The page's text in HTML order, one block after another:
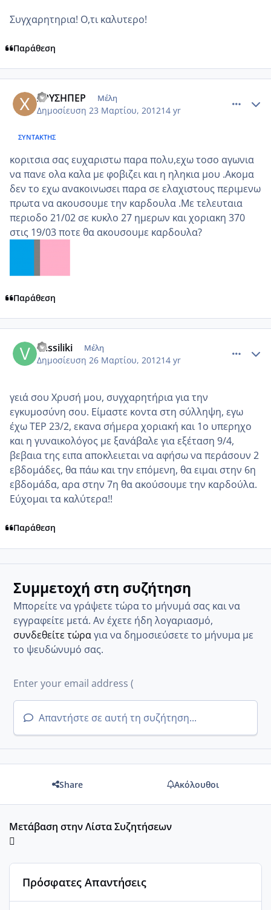
Συγχαρητηρια! Ο,τι καλυτερο!
Παράθεση
ΧΡΥΣΗΠΕΡ Μέλη
Δημοσίευση 23 Μαρτίου, 201214 yr
ΣΥΝΤΆΚΤΗΣ
κοριτσια σας ευχαριστω παρα πολυ,εχω τοσο αγωνια
να πανε ολα καλα με φοβιζει και η ηληκια μου .Ακομα
δεν το εχω ανακοινωσει παρα σε ελαχιστους περιμενω
πρωτα να ακουσουμε την καρδουλα .Με τελευταια
περιοδο 21/02 σε κυκλο 27 ημερων και χοριακη 370
στις 19/03 ποτε θα ακουσουμε καρδουλα?
Παράθεση
vassiliki Μέλη
Δημοσίευση 26 Μαρτίου, 201214 yr
γειά σου Χρυσή μου, συγχαρητήρια για την
εγκυμοσύνη σου. Είμαστε κοντα στη σύλληψη, εγω
έχω ΤΕΡ 23/2, εκανα σήμερα χοριακή και 1ο υπερηχο
και η γυναικολόγος με ξανάβαλε για εξέταση 9/4,
βεβαια της ειπα αποκλειεται να αφήσω να περάσουν 2
εβδομάδες, θα πάω και την επόμενη, θα ειμαι στην 6η
εβδομάδα, αρα στην 7η θα ακούσουμε την καρδούλα.
Εύχομαι τα καλύτερα!!
Παράθεση
Συμμετοχή στη συζήτηση
Μπορείτε να γράψετε τώρα το μήνυμά σας και να
εγγραφείτε μετά. Αν έχετε ήδη λογαριασμό,
συνδεθείτε τώραγια να δημοσιεύσετε το μήνυμα με
το ψευδώνυμό σας.
Απαντήστε σε αυτή τη συζήτηση...
Share Ακόλουθοι
Μετάβαση στην Λίστα Συζητήσεων
Πρόσφατες Απαντήσεις